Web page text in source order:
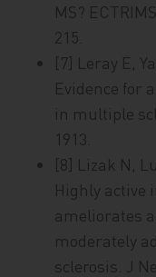
MS?
215.
[7] Leray E,
Evidence for
in multiple
1913.
[8] Lizak N,
Highly
ameliorates
moderately
sclerosis. J